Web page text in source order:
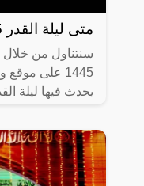
متى ليلة القدر 1445
سنتناول من خلال
1445 على
يحدث فيها ليلة